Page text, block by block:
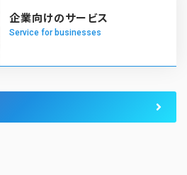
2021年2月12日
企業向けのサービス
Service for businesses